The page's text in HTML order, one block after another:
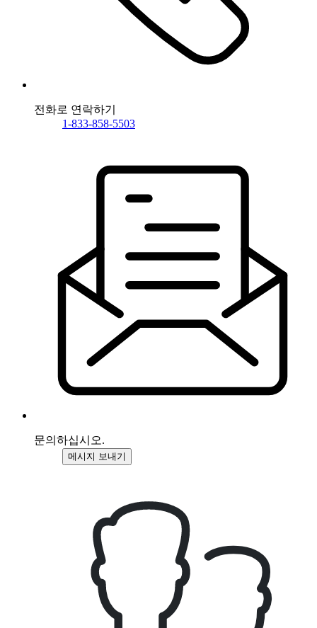
전화로 연락하기
1-833-858-5503
문의하십시오.
메시지 보내기